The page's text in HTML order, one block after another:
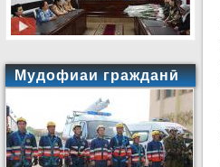
Мудофиаи гражданӣ